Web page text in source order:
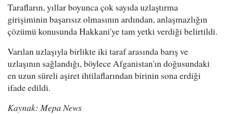
Tarafların, yıllar boyunca çok sayıda uzlaştırma
girişiminin başarısız olmasının ardından, anlaşmazlığın
çözümü konusunda Hakkani'ye tam yetki verdiği belirtildi.
Varılan uzlaşıyla birlikte iki taraf arasında barış ve
uzlaşının sağlandığı, böylece Afganistan'ın doğusundaki
en uzun süreli aşiret ihtilaflarından birinin sona erdiği
ifade edildi.
Kaynak: Mepa News